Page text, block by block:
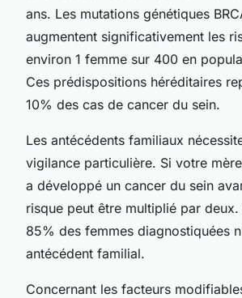
ans. Les mutations génétiques
augmentent significativement les
environ 1 femme sur 400 en
Ces prédispositions héréditaires
10% des cas de cancer du sein.
Les antécédents familiaux
vigilance particulière. Si votre
a développé un cancer du sein
risque peut être multiplié par deux.
85% des femmes diagnostiquées
antécédent familial.
Concernant les facteurs